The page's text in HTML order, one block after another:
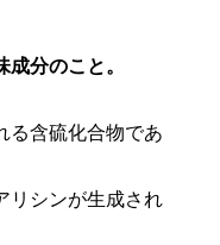
分のこと。
る含硫化合物であ
リシンが生成され